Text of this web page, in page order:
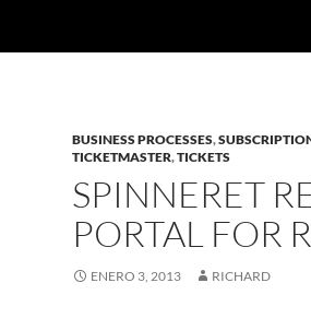
BUSINESS PROCESSES,
TICKETMASTER,TICKETS
SPINNERET
PORTAL FOR
ENERO 3, 2013 RICHARD